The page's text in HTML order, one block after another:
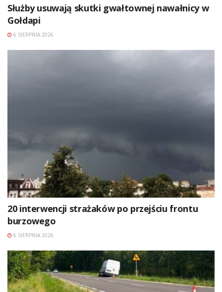
Służby usuwają skutki gwałtownej nawałnicy w
Gołdapi
6 SIERPNIA 2026
20 interwencji strażaków po przejściu frontu
burzowego
6 SIERPNIA 2026